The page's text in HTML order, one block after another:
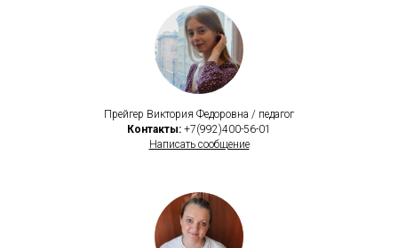
Прейгер Виктория Федоровна / педагог
Контакты: +7(992)400-56-01
Написать сообщение